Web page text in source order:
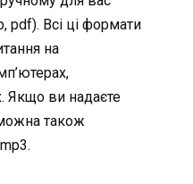
pdf). Всі ці формати
на
Якщо ви надаєте
також